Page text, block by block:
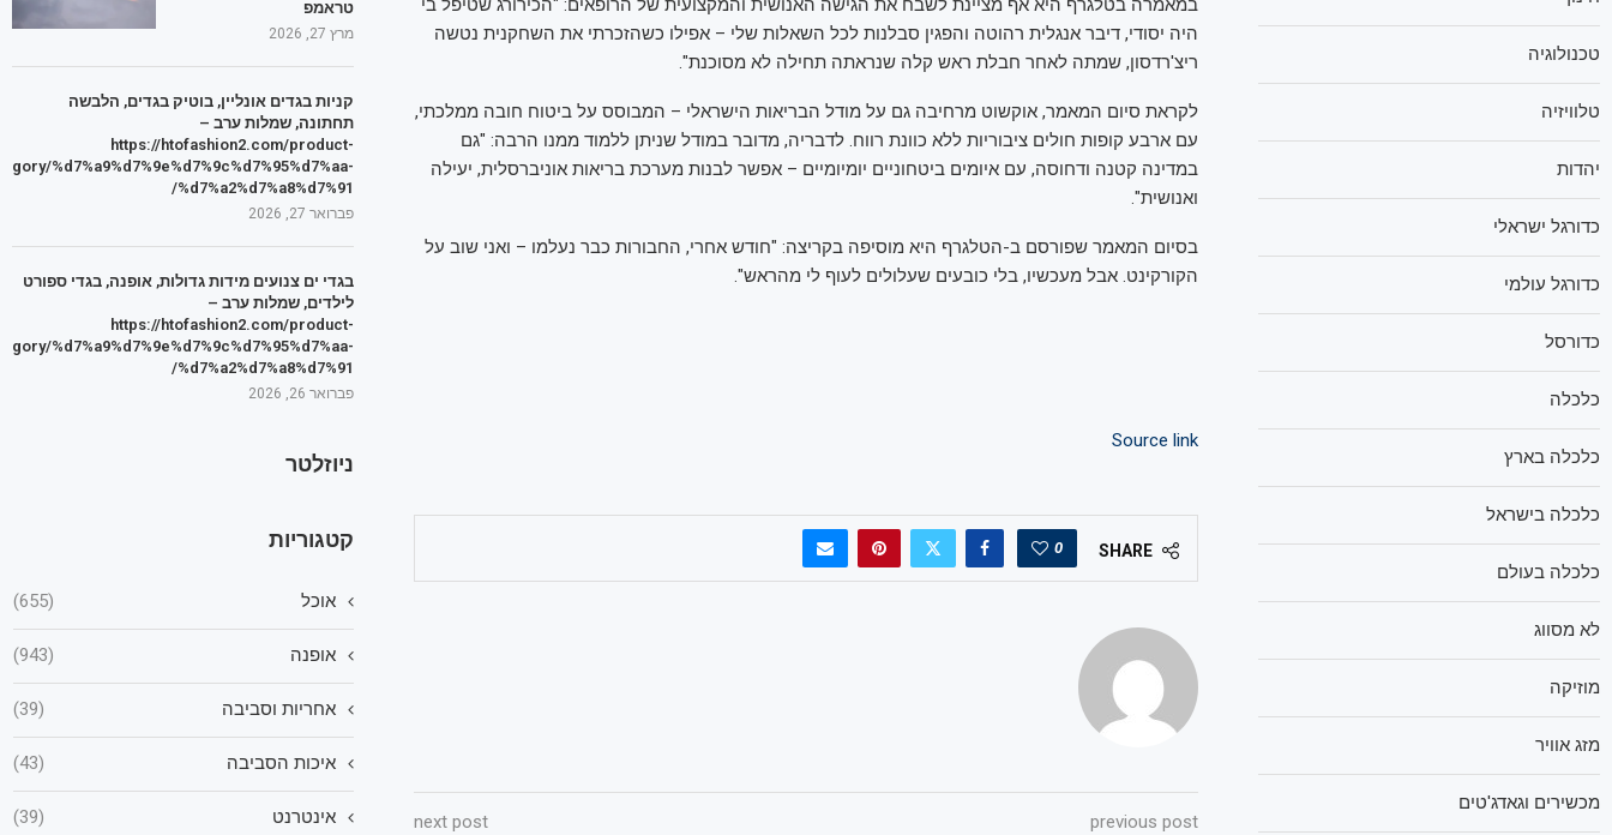
במאמרה בטלגרף היא אף מציינת לשבח את הגישה האנושית והמקצועית של הרופאים: "הכירורג שטיפל בי
היה יסודי, דיבר אנגלית רהוטה והפגין סבלנות לכל השאלות שלי – אפילו כשהזכרתי את השחקנית נטשה
ריצ'רדסון, שמתה לאחר חבלת ראש קלה שנראתה תחילה לא מסוכנת".
לקראת סיום המאמר, אוקשוט מרחיבה גם על מודל הבריאות הישראלי – המבוסס על ביטוח חובה ממלכתי,
עם ארבע קופות חולים ציבוריות ללא כוונת רווח. לדבריה, מדובר במודל שניתן ללמוד ממנו הרבה: "גם
במדינה קטנה ודחוסה, עם איומים ביטחוניים יומיומיים – אפשר לבנות מערכת בריאות אוניברסלית, יעילה
ואנושית".
בסיום המאמר שפורסם ב-הטלגרף היא מוסיפה בקריצה: "חודש אחרי, החבורות כבר נעלמו – ואני שוב על
הקורקינט. אבל מעכשיו, בלי כובעים שעלולים לעוף לי מהראש".
Source link
SHARE
0
previous post
next post
טראמפ
מרץ 27, 2026
קניות בגדים אונליין, בוטיק בגדים, הלבשה
תחתונה, שמלות ערב –
https://htofashion2.com/product-
%d7%a9%d7%9e%d7%9c%d7%95%d7%aa-
%d7%a2%d7%a8%d7%91/
פברואר 27, 2026
בגדי ים צנועים מידות גדולות, אופנה, בגדי ספורט
לילדים, שמלות ערב –
https://htofashion2.com/product-
%d7%a9%d7%9e%d7%9c%d7%95%d7%aa-
%d7%a2%d7%a8%d7%91/
פברואר 26, 2026
ניוזלטר
קטגוריות
אוכל (655)
אופנה (943)
אחריות וסביבה (39)
איכות הסביבה (43)
אינטרנט (39)
טכנולוגיה
טלוויזיה
יהדות
כדורגל ישראלי
כדורגל עולמי
כדורסל
כלכלה
כלכלה בארץ
כלכלה בישראל
כלכלה בעולם
לא מסווג
מוזיקה
מזג אוויר
מכשירים וגאדג'טים